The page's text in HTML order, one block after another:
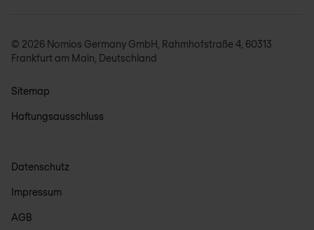
© 2026 Nomios Germany GmbH, Rahmhofstraße 4, 60313
Frankfurt am Main, Deutschland
Sitemap
Haftungsausschluss
Datenschutz
Impressum
AGB